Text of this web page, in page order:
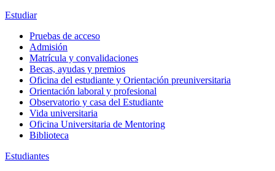
Estudiar
Pruebas de acceso
Admisión
Matrícula y convalidaciones
Becas, ayudas y premios
Oficina del estudiante y Orientación preuniversitaria
Orientación laboral y profesional
Observatorio y casa del Estudiante
Vida universitaria
Oficina Universitaria de Mentoring
Biblioteca
Estudiantes